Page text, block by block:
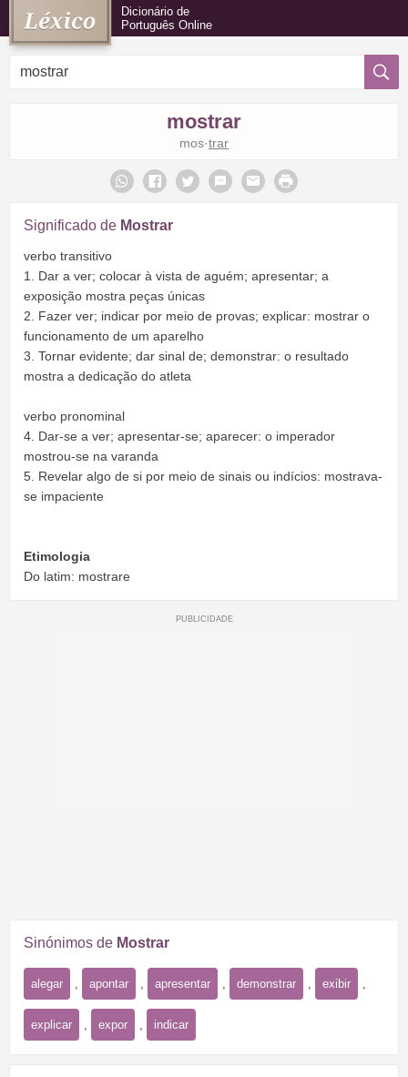
Dicionário de
Português Online
mostrar
mos·trar
Significado de Mostrar
verbo transitivo
1. Dar a ver; colocar à vista de aguém; apresentar; a
exposição mostra peças únicas
2. Fazer ver; indicar por meio de provas; explicar: mostrar o
funcionamento de um aparelho
3. Tornar evidente; dar sinal de; demonstrar: o resultado
mostra a dedicação do atleta
verbo pronominal
4. Dar-se a ver; apresentar-se; aparecer: o imperador
mostrou-se na varanda
5. Revelar algo de si por meio de sinais ou indícios: mostrava-
se impaciente
Etimologia
Do latim: mostrare
Sinónimos de Mostrar
alegar apontar apresentar demonstrar exibir
explicar expor indicar